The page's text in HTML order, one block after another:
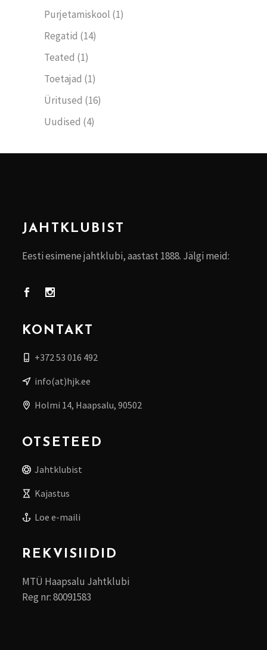
Purjetamiskool (1)
Regatid (14)
Teated (1)
Toetajad (1)
Üritused (16)
Uudised (4)
JAHTKLUBIST
Eesti esimene jahtklubi, aastast 1888. Jälgi meid:
KONTAKT
+372 53 016 492
info(at)hjk.ee
Holmi 14, Haapsalu, 90502
OTSETEED
Jahtklubist
Kajastus
Loe e-maili
REKVISIIDID
MTÜ Haapsalu Jahtklubi
Reg nr: 80091583